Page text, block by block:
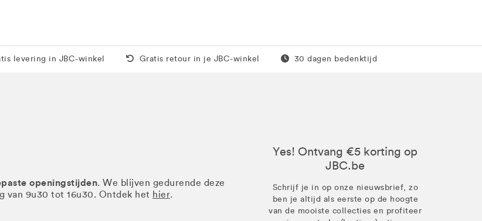
in 1 pakket
levering in JBC-winkel Gratis thuis vanaf 50 euro
Gratis retour in je JBC-winkel Gratis retour
30 dagen bedenktijd
openingstijden. We blijven gedurende deze
van 9u30 tot 16u30. Ontdek het hier.
Yes! Ontvang €5 korting op
JBC.be
Schrijf je in op onze nieuwsbrief, zo
ben je altijd als eerste op de hoogte
van de mooiste collecties en profiteer